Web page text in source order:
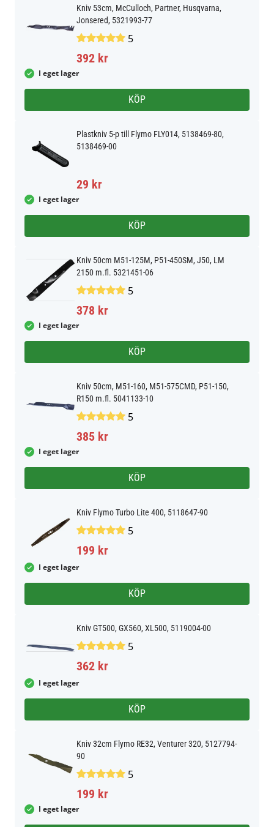
Kniv 53cm, McCulloch, Partner, Husqvarna,
Jonsered, 5321993-77
5
392 kr
I eget lager
KÖP
Plastkniv 5-p till Flymo FLY014, 5138469-80,
5138469-00
29 kr
I eget lager
KÖP
Kniv 50cm M51-125M, P51-450SM, J50, LM
2150 m.fl. 5321451-06
5
378 kr
I eget lager
KÖP
Kniv 50cm, M51-160, M51-575CMD, P51-150,
R150 m.fl. 5041133-10
5
385 kr
I eget lager
KÖP
Kniv Flymo Turbo Lite 400, 5118647-90
5
199 kr
I eget lager
KÖP
Kniv GT500, GX560, XL500, 5119004-00
5
362 kr
I eget lager
KÖP
Kniv 32cm Flymo RE32, Venturer 320, 5127794-
90
5
199 kr
I eget lager